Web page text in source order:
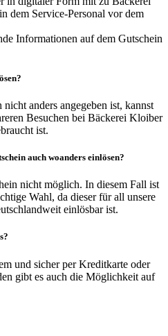
dem Service-Personal vor dem
Informationen auf dem Gutschein
anders angegeben ist, kannst
Besuchen bei Bäckerei Kloiber
ist.
auch woanders einlösen?
nicht möglich. In diesem Fall ist
Wahl, da dieser für all unsere
einlösbar ist.
und sicher per Kreditkarte oder
gibt es auch die Möglichkeit auf